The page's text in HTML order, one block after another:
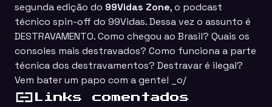
segunda edição do 99Vidas Zone, o podcast
técnico spin-off do 99Vidas. Dessa vez o assunto é
DESTRAVAMENTO. Como chegou ao Brasil? Quais os
consoles mais destravados? Como funciona a parte
técnica dos destravamentos? Destravar é ilegal?
Vem bater um papo com a gente! _o/
Links comentados